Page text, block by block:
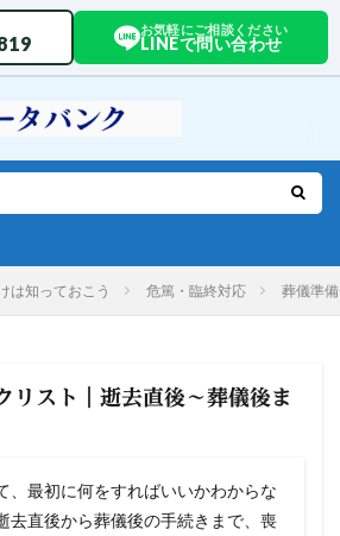
お気軽にご相談ください
LINEで問い合わせ
は知っておこう 危篤・臨終対応 葬儀準
リスト｜逝去直後〜葬儀後ま
、最初に何をすればいいかわからな
去直後から葬儀後の手続きまで、喪